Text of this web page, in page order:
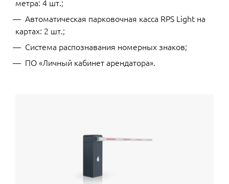
метра: 4 шт.;
Автоматическая парковочная касса RPS Light на
картах: 2 шт.;
Система распознавания номерных знаков;
ПО «Личный кабинет арендатора».